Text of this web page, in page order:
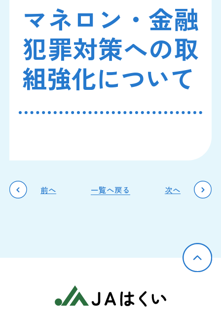
採用情報
JAやすらぎ会館「天照」
マネロン・金融
犯罪対策への取
組強化について
前へ 一覧へ戻る 次へ